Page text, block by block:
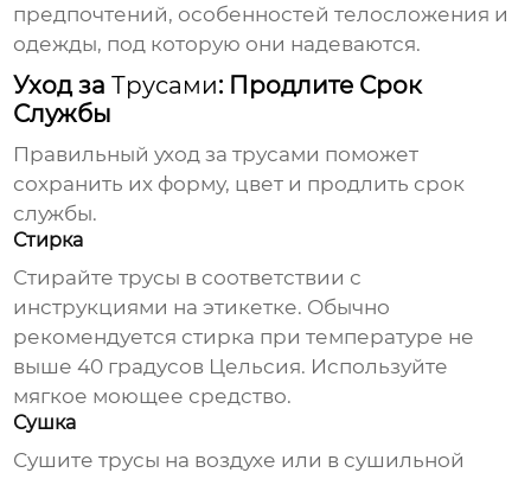
предпочтений, особенностей телосложения и
одежды, под которую они надеваются.
Уход заТрусами: Продлите Срок
Службы
Правильный уход затрусами поможет
сохранить их форму, цвет и продлить срок
службы.
Стирка
Стирайтетрусы в соответствии с
инструкциями на этикетке. Обычно
рекомендуется стирка при температуре не
выше 40 градусов Цельсия. Используйте
мягкое моющее средство.
Сушка
Сушитетрусы на воздухе или в сушильной